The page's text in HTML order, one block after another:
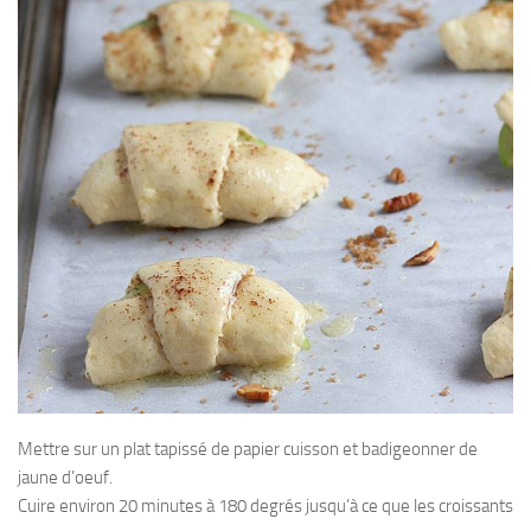
Mettre sur un plat tapissé de papier cuisson et badigeonner de
jaune d’oeuf.
Cuire environ 20 minutes à 180 degrés jusqu’à ce que les croissants